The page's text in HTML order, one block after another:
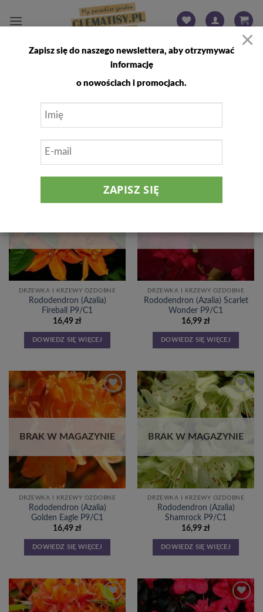
PRODUKTY OZNACZONE “RODODENDRON”
FILTRUJ
Dodaj
DRZEWKA I KRZEWY OZDOBNE
Rododendron (Azalia)
Fireball P9/C1
16,49 zł
DOWIEDZ SIĘ WIĘCEJ
DRZEWKA I KRZEWY OZDOBNE
Rododendron (Azalia) Scarlet
Wonder P9/C1
16,99 zł
DOWIEDZ SIĘ WIĘCEJ
Dodaj
listy
BRAK W MAGAZYNIE
DRZEWKA I KRZEWY OZDOBNE
Rododendron (Azalia)
Golden Eagle P9/C1
16,49 zł
DOWIEDZ SIĘ WIĘCEJ
Dodaj
do
listy
BRAK W MAGAZYNIE
DRZEWKA I KRZEWY OZDOBNE
Rododendron (Azalia)
Shamrock P9/C1
16,99 zł
DOWIEDZ SIĘ WIĘCEJ
Dodaj
Dodaj
×
Zapisz się do naszego newslettera, aby otrzymywać
informację
o nowościach i promocjach.